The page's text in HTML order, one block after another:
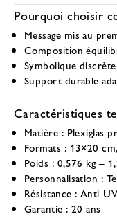
Pourquoi choisir
Message mis au
Composition
Symbolique
Support durable
Caractéristiques
Matière : Plexiglas
Formats : 13×20
Poids : 0,576 kg –
Personnalisation :
Résistance : Anti-
Garantie : 20 ans